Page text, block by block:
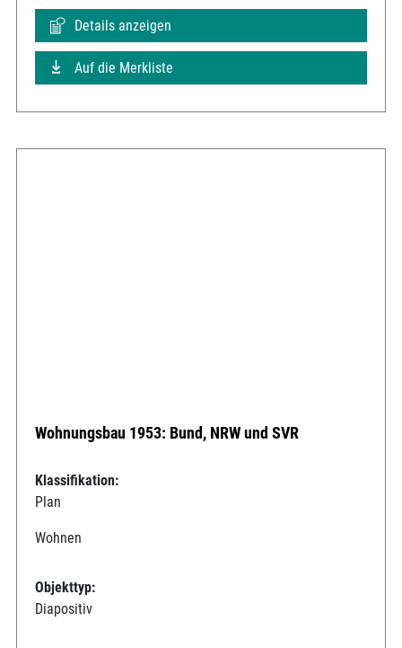
Details anzeigen
Auf die Merkliste
Wohnungsbau 1953: Bund, NRW und SVR
Klassifikation:
Plan
Wohnen
Objekttyp:
Diapositiv